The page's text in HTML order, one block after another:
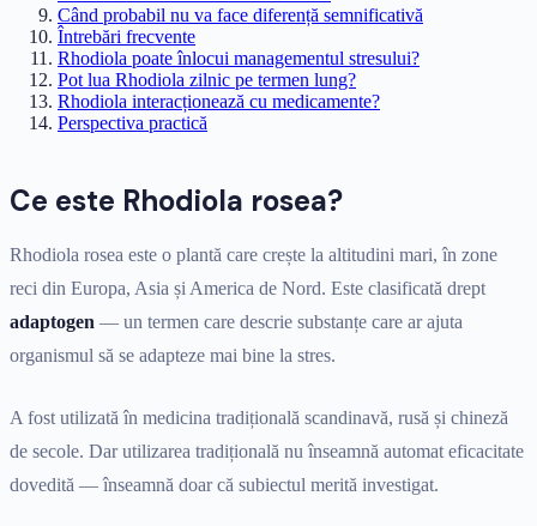
Când probabil nu va face diferență semnificativă
Întrebări frecvente
Rhodiola poate înlocui managementul stresului?
Pot lua Rhodiola zilnic pe termen lung?
Rhodiola interacționează cu medicamente?
Perspectiva practică
Ce este Rhodiola rosea?
Rhodiola rosea este o plantă care crește la altitudini mari, în zone
reci din Europa, Asia și America de Nord. Este clasificată drept
adaptogen — un termen care descrie substanțe care ar ajuta
organismul să se adapteze mai bine la stres.
A fost utilizată în medicina tradițională scandinavă, rusă și chineză
de secole. Dar utilizarea tradițională nu înseamnă automat eficacitate
dovedită — înseamnă doar că subiectul merită investigat.